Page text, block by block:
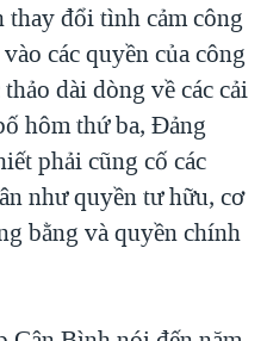
thay đổi tình cảm công
các quyền của công
dài dòng về các cải
hôm thứ ba, Đảng
phải cũng cố các
như quyền tư hữu, cơ
bằng và quyền chính